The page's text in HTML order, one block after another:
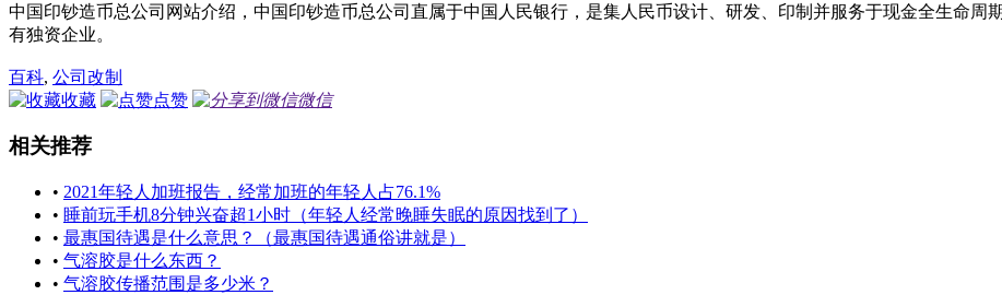
中国印钞造币总公司网站介绍，中国印钞造币总公司直属于中国人民银行，是集人民币设计、研发、印制并服务于现金全生命周
有独资企业。
百科, 公司改制
收藏
点赞 微信
相关推荐
• 2021年轻人加班报告，经常加班的年轻人占76.1%
• 睡前玩手机8分钟兴奋超1小时（年轻人经常晚睡失眠的原因找到了）
• 最惠国待遇是什么意思？（最惠国待遇通俗讲就是）
• 气溶胶是什么东西？
• 气溶胶传播范围是多少米？